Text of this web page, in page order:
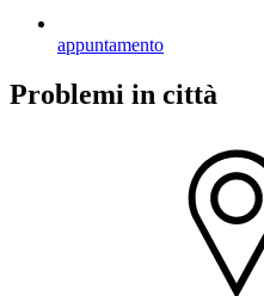
appuntamento
Problemi in città